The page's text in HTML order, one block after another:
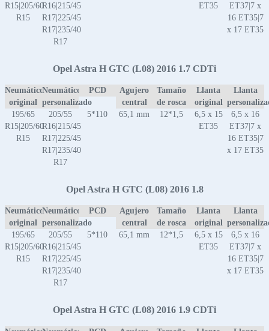
R15|205/60
R15
R16|215/45
R17|225/45
R17|235/40
R17
ET35
ET37|7 x
16 ET35|7
x 17 ET35
Opel Astra H GTC (L08) 2016 1.7 CDTi
Neumático
original
Neumático
personalizado
PCD
Agujero
central
Tamaño
de rosca
Llanta
original
Llanta
195/65
R15|205/60
R15
205/55
R16|215/45
R17|225/45
R17|235/40
R17
5*110 65,1 mm 12*1,5
6,5 x 15
ET35
6,5 x 16
ET37|7 x
16 ET35|7
x 17 ET35
Opel Astra H GTC (L08) 2016 1.8
Neumático
original
Neumático
personalizado
PCD
Agujero
central
Tamaño
de rosca
Llanta
original
Llanta
195/65
R15|205/60
R15
205/55
R16|215/45
R17|225/45
R17|235/40
R17
5*110 65,1 mm 12*1,5
6,5 x 15
ET35
6,5 x 16
ET37|7 x
16 ET35|7
x 17 ET35
Opel Astra H GTC (L08) 2016 1.9 CDTi